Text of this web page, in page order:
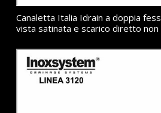
Canaletta Italia Idrain a doppia
vista satinata e scarico diretto